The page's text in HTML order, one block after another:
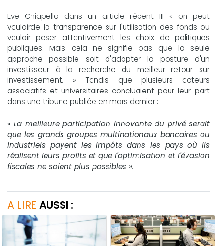
Eve Chiapello dans un article récent III « on peut
vouloirde la transparence sur l'utilisation des fonds ou
vouloir peser attentivement les choix de politiques
publiques. Mais cela ne signifie pas que la seule
approche possible soit d'adopter la posture d'un
investisseur à la recherche du meilleur retour sur
investissement. » Tandis que plusieurs acteurs
associatifs et universitaires concluaient pour leur part
dans une tribune publiée en mars dernier:
« La meilleure participation innovante du privé serait
que les grands groupes multinationaux bancaires ou
industriels payent les impôts dans les pays où ils
réalisent leurs profits et que l'optimisation et l'évasion
fiscales ne soient plus possibles ».
A LIRE AUSSI :